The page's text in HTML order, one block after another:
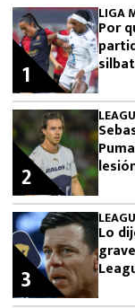
LIGA
Por
1
2
Lo
3